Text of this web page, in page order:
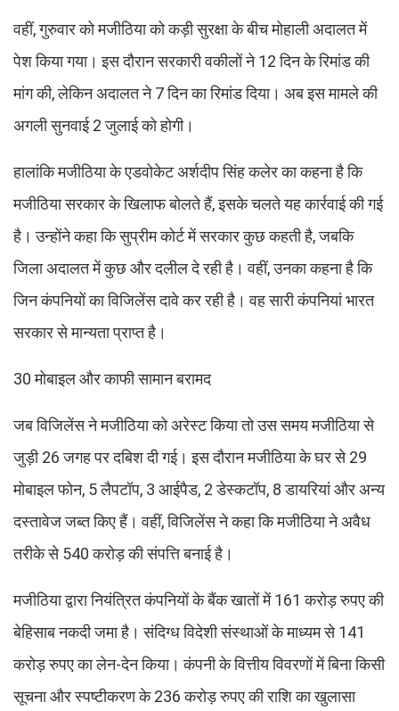
वहीं, गुरुवार को मजीठिया को कड़ी सुरक्षा के बीच मोहाली अदालत में
पेश किया गया। इस दौरान सरकारी वकीलों ने 12 दिन के रिमांड की
मांग की, लेकिन अदालत ने 7 दिन का रिमांड दिया। अब इस मामले की
अगली सुनवाई 2 जुलाई को होगी।
हालांकि मजीठिया के एडवोकेट अर्शदीप सिंह कलेर का कहना है कि
मजीठिया सरकार के खिलाफ बोलते हैं, इसके चलते यह कार्रवाई की गई
है। उन्होंने कहा कि सुप्रीम कोर्ट में सरकार कुछ कहती है, जबकि
जिला अदालत में कुछ और दलील दे रही है। वहीं, उनका कहना है कि
जिन कंपनियों का विजिलेंस दावे कर रही है। वह सारी कंपनियां भारत
सरकार से मान्यता प्राप्त है।
30 मोबाइल और काफी सामान बरामद
जब विजिलेंस ने मजीठिया को अरेस्ट किया तो उस समय मजीठिया से
जुड़ी 26 जगह पर दबिश दी गई। इस दौरान मजीठिया के घर से 29
मोबाइल फोन, 5 लैपटॉप, 3 आईपैड, 2 डेस्कटॉप, 8 डायरियां और अन्य
दस्तावेज जब्त किए हैं। वहीं, विजिलेंस ने कहा कि मजीठिया ने अवैध
तरीके से 540 करोड़ की संपत्ति बनाई है।
मजीठिया द्वारा नियंत्रित कंपनियों के बैंक खातों में 161 करोड़ रुपए की
बेहिसाब नकदी जमा है। संदिग्ध विदेशी संस्थाओं के माध्यम से 141
करोड़ रुपए का लेन-देन किया। कंपनी के वित्तीय विवरणों में बिना किसी
सूचना और स्पष्टीकरण के 236 करोड़ रुपए की राशि का खुलासा